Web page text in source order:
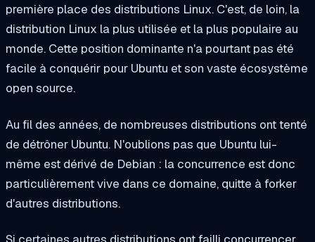
première place des distributions Linux. C'est, de loin, la
distribution Linux la plus utilisée et la plus populaire au
monde. Cette position dominante n'a pourtant pas été
facile à conquérir pour Ubuntu et son vaste écosystème
open source.
Au fil des années, de nombreuses distributions ont tenté
de détrôner Ubuntu. N'oublions pas que Ubuntu lui-
même est dérivé de Debian : la concurrence est donc
particulièrement vive dans ce domaine, quitte à forker
d'autres distributions.